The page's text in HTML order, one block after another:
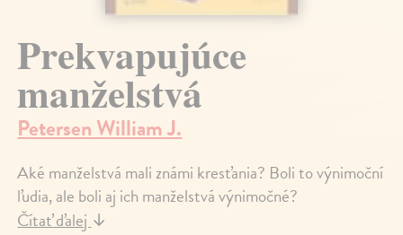
Prekvapujúce
manželstvá
Petersen William J.
Aké manželstvá mali známi kresťania? Boli to výnimoční
ľudia, ale boli aj ich manželstvá výnimočné?
Čítať ďalej↓